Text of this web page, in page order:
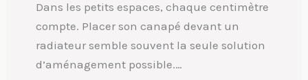
Dans les petits espaces, chaque centimètre
compte. Placer son canapé devant un
radiateur semble souvent la seule solution
d’aménagement possible.…